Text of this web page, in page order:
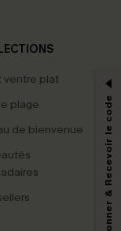
ventre plat
plage
de bienvenue
mail
seule fois.
de recevoir des e-mails
Cupshe et
ainsi que des
S'abonner & Recevoir le code